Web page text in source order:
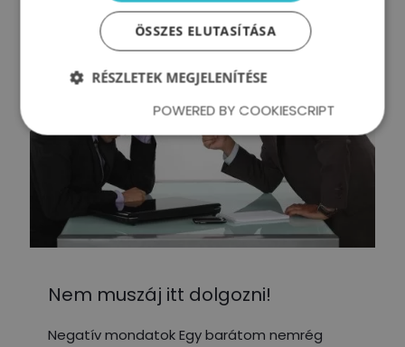
Nem muszáj itt dolgozni!
Negatív mondatok Egy barátom nemrég
ÖSSZES ELUTASÍTÁSA
RÉSZLETEK MEGJELENÍTÉSE
POWERED BY COOKIESCRIPT